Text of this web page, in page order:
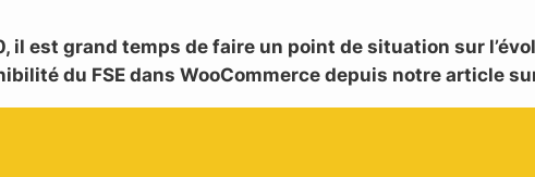
il est grand temps de faire un point de situation sur
du FSE dans WooCommerce depuis notre article